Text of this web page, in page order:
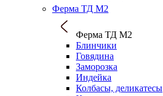
Ферма ТД М2
Ферма ТД М2
Блинчики
Говядина
Заморозка
Индейка
Колбасы, деликатесы